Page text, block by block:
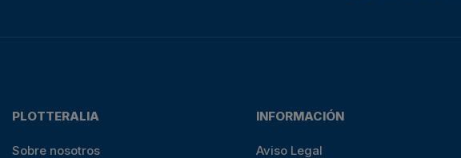
PLOTTERALIA
Sobre nosotros
INFORMACIÓN
Aviso Legal